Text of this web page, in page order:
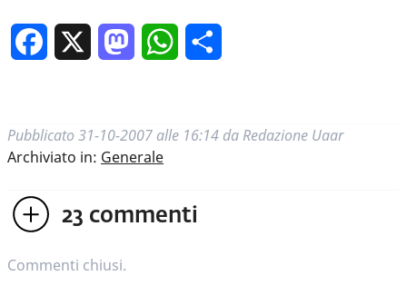
Facebook MastodonWhatsApp
Pubblicato 31-10-2007 alle 16:14 da Redazione Uaar
Archiviato in: Generale
23 commenti
Commenti chiusi.